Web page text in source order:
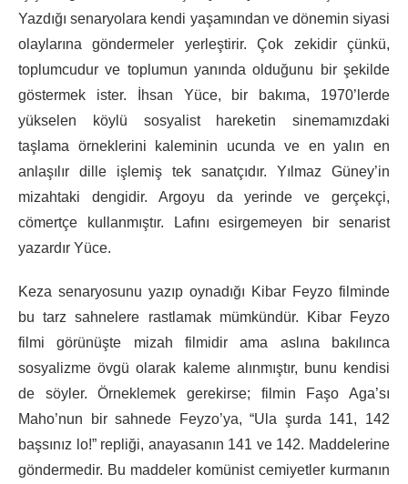
Yazdığı senaryolara kendi yaşamından ve dönemin siyasi
olaylarına göndermeler yerleştirir. Çok zekidir çünkü,
toplumcudur ve toplumun yanında olduğunu bir şekilde
göstermek ister. İhsan Yüce, bir bakıma, 1970’lerde
yükselen köylü sosyalist hareketin sinemamızdaki
taşlama örneklerini kaleminin ucunda ve en yalın en
anlaşılır dille işlemiş tek sanatçıdır. Yılmaz Güney’in
mizahtaki dengidir. Argoyu da yerinde ve gerçekçi,
cömertçe kullanmıştır. Lafını esirgemeyen bir senarist
yazardır Yüce.
Keza senaryosunu yazıp oynadığı Kibar Feyzo filminde
bu tarz sahnelere rastlamak mümkündür. Kibar Feyzo
filmi görünüşte mizah filmidir ama aslına bakılınca
sosyalizme övgü olarak kaleme alınmıştır, bunu kendisi
de söyler. Örneklemek gerekirse; filmin Faşo Aga’sı
Maho’nun bir sahnede Feyzo’ya, “Ula şurda 141, 142
başsınız lo!” repliği, anayasanın 141 ve 142. Maddelerine
göndermedir. Bu maddeler komünist cemiyetler kurmanın